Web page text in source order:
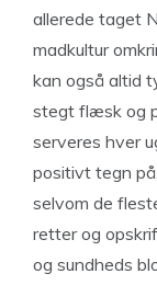
allerede taget
madkultur
kan også altid
stegt flæsk og
serveres hver
positivt tegn
selvom de
retter og
og sundheds